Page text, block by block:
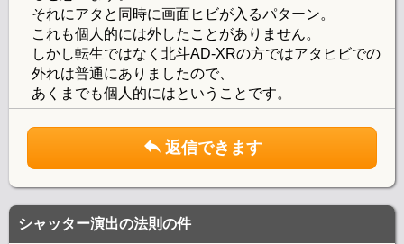
それにアタと同時に画面ヒビが入るパターン。
これも個人的には外したことがありません。
しかし転生ではなく北斗AD-XRの方ではアタヒビでの
外れは普通にありましたので、
あくまでも個人的にはということです。
返信できます
シャッター演出の法則の件